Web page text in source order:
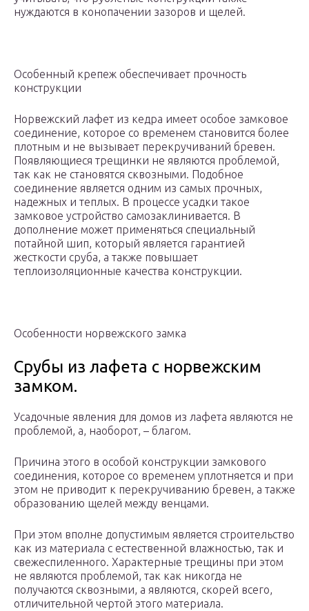
нуждаются в конопачении зазоров и щелей.
Особенный крепеж обеспечивает прочность
конструкции
Норвежский лафет из кедра имеет особое замковое
соединение, которое со временем становится более
плотным и не вызывает перекручиваний бревен.
Появляющиеся трещинки не являются проблемой,
так как не становятся сквозными. Подобное
соединение является одним из самых прочных,
надежных и теплых. В процессе усадки такое
замковое устройство самозаклинивается. В
дополнение может применяться специальный
потайной шип, который является гарантией
жесткости сруба, а также повышает
теплоизоляционные качества конструкции.
Особенности норвежского замка
Срубы из лафета с норвежским
замком.
Усадочные явления для домов из лафета являются не
проблемой, а, наоборот, – благом.
Причина этого в особой конструкции замкового
соединения, которое со временем уплотняется и при
этом не приводит к перекручиванию бревен, а также
образованию щелей между венцами.
При этом вполне допустимым является строительство
как из материала с естественной влажностью, так и
свежеспиленного. Характерные трещины при этом
не являются проблемой, так как никогда не
получаются сквозными, а являются, скорей всего,
отличительной чертой этого материала.